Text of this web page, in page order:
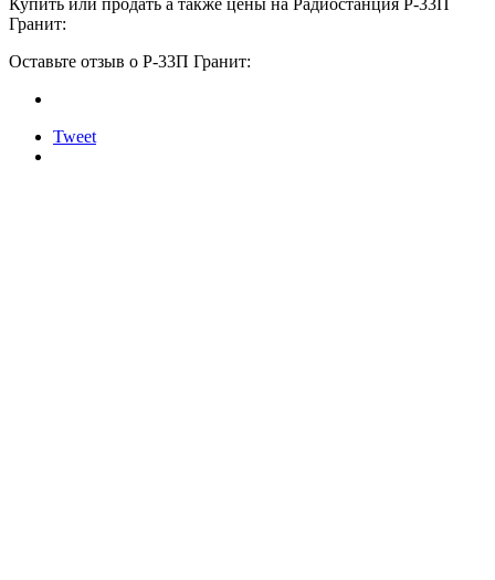
Гранит:
Оставьте отзыв о Р-33П Гранит:
Tweet